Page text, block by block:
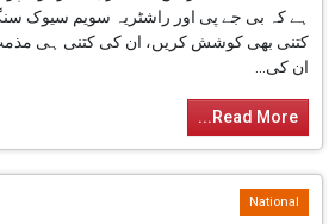
نئی دہلی، کانگریس کی جنرل سکریٹری
گاندھی واڈرا نے کہا ہے کہ بی جے پی اور
کوشش کریں، ان کی کتنی ہی مذمت کریں،
کے نوجوان ان کی...
Read More...